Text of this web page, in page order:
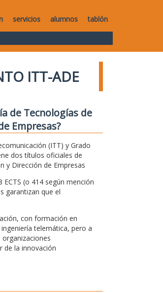
servicios alumnos tablón
ITT-ADE
de Tecnologías de
Empresas?
(ITT) y Grado
dos títulos oficiales de
y Dirección de Empresas
(o 414 según mención
garantizan que el
con formación en
telemática, pero a
de la innovación